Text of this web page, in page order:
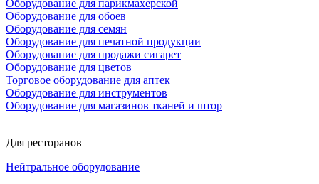
Оборудование для парикмахерской
Оборудование для обоев
Оборудование для семян
Оборудование для печатной продукции
Оборудование для продажи сигарет
Оборудование для цветов
Торговое оборудование для аптек
Оборудование для инструментов
Оборудование для магазинов тканей и штор
Для ресторанов
Нейтральное оборудование